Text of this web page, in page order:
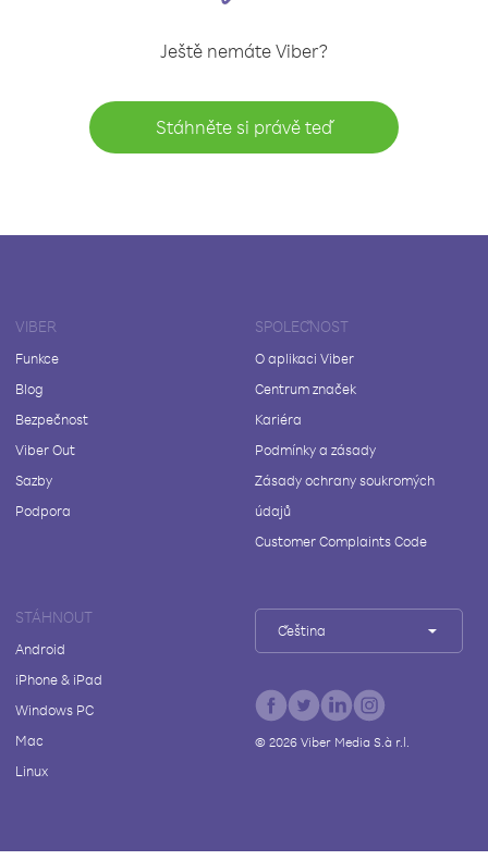
Ještě nemáte Viber?
Stáhněte si právě teď
VIBER
Funkce
Blog
Bezpečnost
Viber Out
Sazby
Podpora
SPOLEČNOST
O aplikaci Viber
Centrum značek
Kariéra
Podmínky a zásady
Zásady ochrany soukromých
údajů
Customer Complaints Code
STÁHNOUT
Android
iPhone & iPad
Windows PC
Mac
Linux
Čeština
© 2026Viber Media S.à r.l.